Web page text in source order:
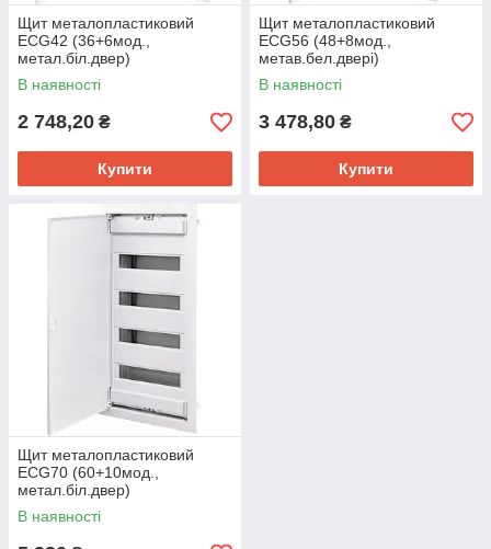
Щит металопластиковий
ECG42 (36+6мод.,
метал.біл.двер)
В наявності
2 748,20 ₴
Купити
Щит металопластиковий
ECG56 (48+8мод.,
метав.бел.двері)
В наявності
3 478,80 ₴
Купити
Щит металопластиковий
ECG70 (60+10мод.,
метал.біл.двер)
В наявності